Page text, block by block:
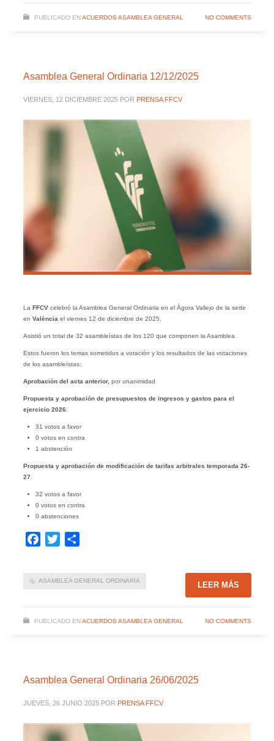
PUBLICADO EN ACUERDOS ASAMBLEA GENERAL NO COMMENTS
Asamblea General Ordinaria 12/12/2025
VIERNES, 12 DICIEMBRE 2025 POR PRENSA FFCV
La FFCVcelebró la Asamblea General Ordinaria en el Àgora Vallejo de la sede
en Valènciael viernes 12 de diciembre de 2025.
Asistió un total de 32 asambleístas de los 120 que componen la Asamblea.
Estos fueron los temas sometidos a votación y los resultados de las votaciones
de los asambleístas:
Aprobación del acta anterior, por unanimidad
Propuesta y aprobación de presupuestos de ingresos y gastos para el
ejercicio 2026.
31 votos a favor
0 votos en contra
1 abstención
Propuesta y aprobación de modificación de tarifas arbitrales temporada 26-
27.
32 votos a favor
0 votos en contra
0 abstenciones
Facebook
Twitter
ASAMBLEA GENERAL ORDINARIA LEER MÁS
PUBLICADO EN ACUERDOS ASAMBLEA GENERAL NO COMMENTS
Asamblea General Ordinaria 26/06/2025
JUEVES, 26 JUNIO 2025 POR PRENSA FFCV